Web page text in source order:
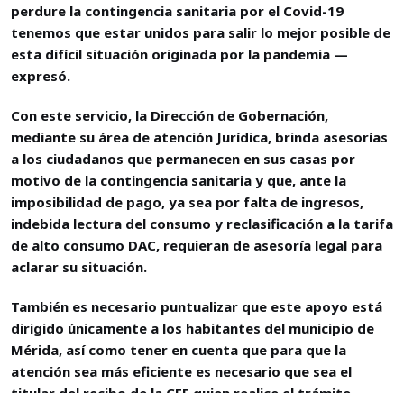
perdure la contingencia sanitaria por el Covid-19
tenemos que estar unidos para salir lo mejor posible de
esta difícil situación originada por la pandemia —
expresó.
Con este servicio, la Dirección de Gobernación,
mediante su área de atención Jurídica, brinda asesorías
a los ciudadanos que permanecen en sus casas por
motivo de la contingencia sanitaria y que, ante la
imposibilidad de pago, ya sea por falta de ingresos,
indebida lectura del consumo y reclasificación a la tarifa
de alto consumo DAC, requieran de asesoría legal para
aclarar su situación.
También es necesario puntualizar que este apoyo está
dirigido únicamente a los habitantes del municipio de
Mérida, así como tener en cuenta que para que la
atención sea más eficiente es necesario que sea el